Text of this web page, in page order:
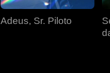
Adeus, Sr. Piloto